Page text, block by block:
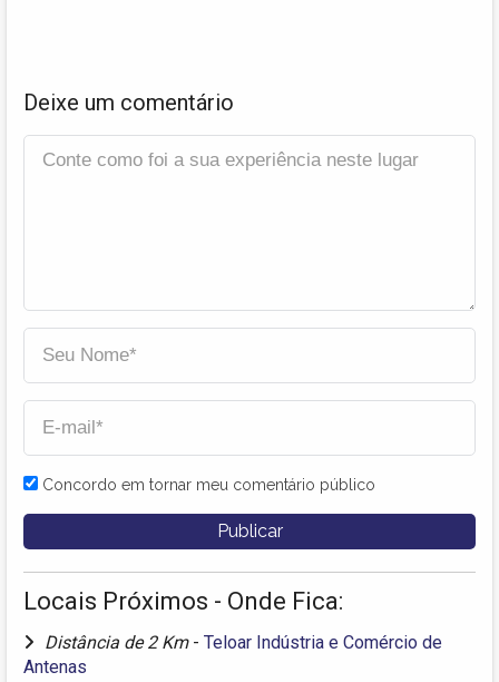
Deixe um comentário
Concordo em tornar meu comentário público
Locais Próximos - Onde Fica:
Distância de 2 Km - Teloar Indústria e Comércio de
Antenas